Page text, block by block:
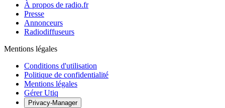
À propos de radio.fr
Presse
Annonceurs
Radiodiffuseurs
Mentions légales
Conditions d'utilisation
Politique de confidentialité
Mentions légales
Gérer Utiq
Privacy-Manager